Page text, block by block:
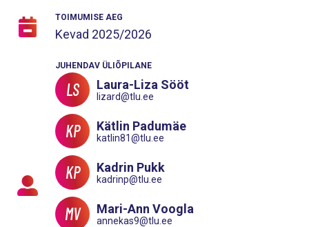
TOIMUMISE AEG
Kevad 2025/2026
JUHENDAV ÜLIÕPILANE
LS Laura-Liza Sööt
lizard@tlu.ee
KP Kätlin Padumäe
katlin81@tlu.ee
KP Kadrin Pukk
kadrinp@tlu.ee
MV Mari-Ann Voogla
annekas9@tlu.ee